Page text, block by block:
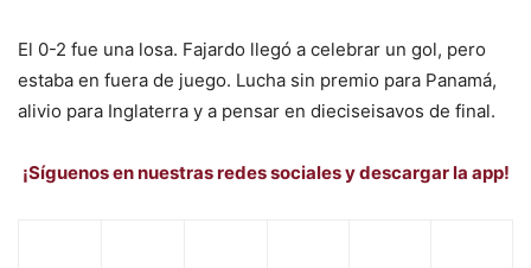
El 0-2 fue una losa. Fajardo llegó a celebrar un gol, pero
estaba en fuera de juego. Lucha sin premio para Panamá,
alivio para Inglaterra y a pensar en dieciseisavos de final.
¡Síguenos en nuestras redes sociales y descargar la app!